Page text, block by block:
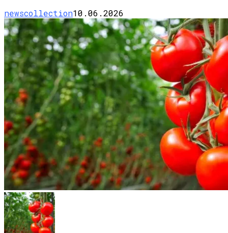
newscollection10.06.2026